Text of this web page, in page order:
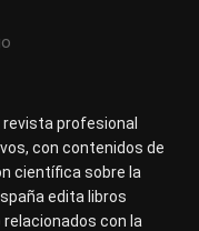
revista profesional
con contenidos de
científica sobre la
edita libros
con la